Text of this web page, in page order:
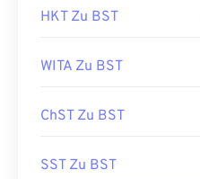
HKT Zu BST
WITA Zu BST
ChST Zu BST
SST Zu BST